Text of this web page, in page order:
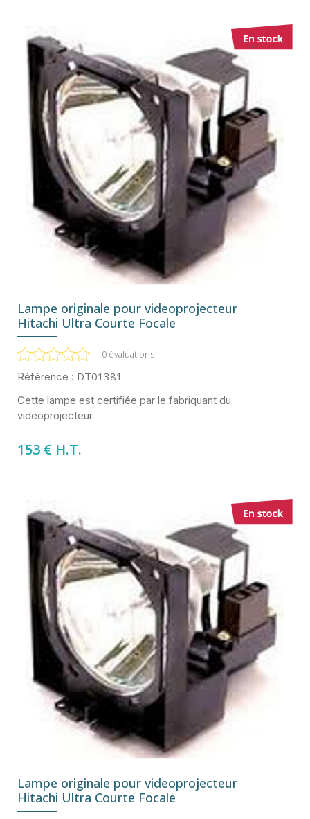
Lampe originale pour videoprojecteur
Hitachi Ultra Courte Focale
- 0 évaluations
Référence : DT01381
Cette lampe est certifiée par le fabriquant du
videoprojecteur
153 € H.T.
Lampe originale pour videoprojecteur
Hitachi Ultra Courte Focale